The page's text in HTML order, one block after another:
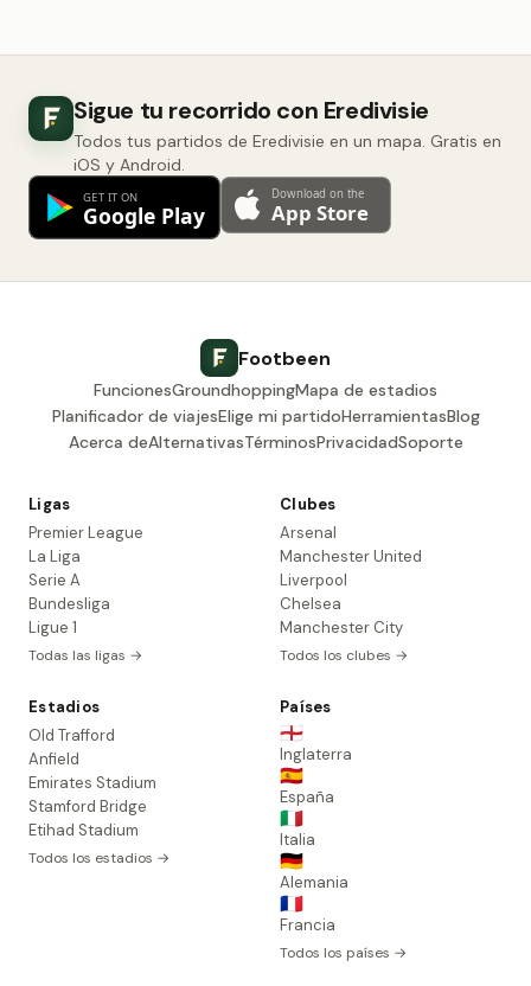
Sigue tu recorrido con Eredivisie
Todos tus partidos de Eredivisie en un mapa. Gratis en
iOS y Android.
Footbeen
FuncionesGroundhoppingMapa de estadios
Planificador de viajesElige mi partidoHerramientasBlog
Acerca deAlternativasTérminosPrivacidadSoporte
Ligas
Premier League
La Liga
Serie A
Bundesliga
Ligue 1
Todas las ligas →
Clubes
Arsenal
Manchester United
Liverpool
Chelsea
Manchester City
Todos los clubes →
Estadios
Old Trafford
Anfield
Emirates Stadium
Stamford Bridge
Etihad Stadium
Todos los estadios →
Países
🏴󠁧󠁢󠁥󠁮󠁧󠁿
Inglaterra
🇪🇸
España
🇮🇹
Italia
🇩🇪
Alemania
🇫🇷
Francia
Todos los países →